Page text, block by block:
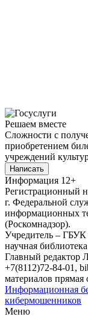
Решаем вместе
Сложности с
приобретением
учреждений
Написать
Информация 12+
Регистрационный
г. Федеральной
информационных
(Роскомнадзор).
Учредитель – ГБУК
научная
Главный редактор
+7(8112)72-84-01,
материалов прямая
Информационная
кибермошенников
Меню